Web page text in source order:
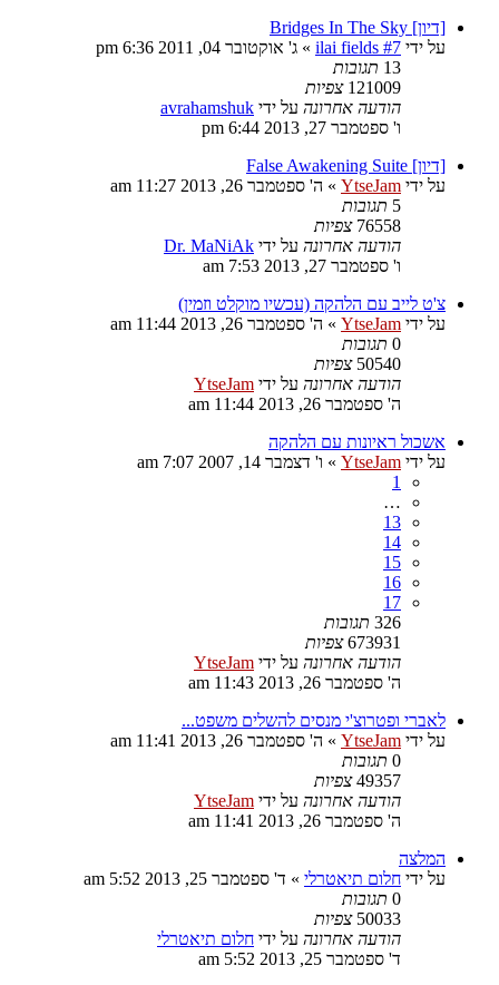
[דיון] Bridges In The Sky
על ידי ilai fields #7
» ג' אוקטובר 04, 2011 6:36 pm
13 תגובות
121009 צפיות
הודעה אחרונה על ידי avrahamshuk
ו' ספטמבר 27, 2013 6:44 pm
[דיון] False Awakening Suite
על ידי YtseJam
» ה' ספטמבר 26, 2013 11:27 am
5 תגובות
76558 צפיות
הודעה אחרונה על ידי Dr. MaNiAk
ו' ספטמבר 27, 2013 7:53 am
צ'ט לייב עם הלהקה (עכשיו מוקלט וזמין)
על ידי YtseJam
» ה' ספטמבר 26, 2013 11:44 am
0 תגובות
50540 צפיות
הודעה אחרונה על ידי YtseJam
ה' ספטמבר 26, 2013 11:44 am
אשכול ראיונות עם הלהקה
על ידי YtseJam
» ו' דצמבר 14, 2007 7:07 am
1
…
13
14
15
16
17
326 תגובות
673931 צפיות
הודעה אחרונה על ידי YtseJam
ה' ספטמבר 26, 2013 11:43 am
לאברי ופטרוצ'י מנסים להשלים משפט...
על ידי YtseJam
» ה' ספטמבר 26, 2013 11:41 am
0 תגובות
49357 צפיות
הודעה אחרונה על ידי YtseJam
ה' ספטמבר 26, 2013 11:41 am
המלצה
על ידי חלום תיאטרלי » ד' ספטמבר 25, 2013 5:52 am
0 תגובות
50033 צפיות
הודעה אחרונה על ידי חלום תיאטרלי
ד' ספטמבר 25, 2013 5:52 am